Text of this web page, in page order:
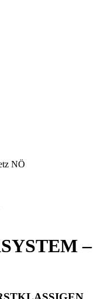
NÖ
–